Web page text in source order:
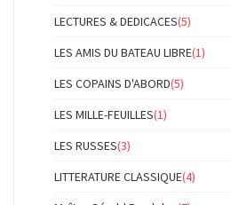
LECTURES & DEDICACES(5)
LES AMIS DU BATEAU LIBRE(1)
LES COPAINS D'ABORD(5)
LES MILLE-FEUILLES(1)
LES RUSSES(3)
LITTERATURE CLASSIQUE(4)